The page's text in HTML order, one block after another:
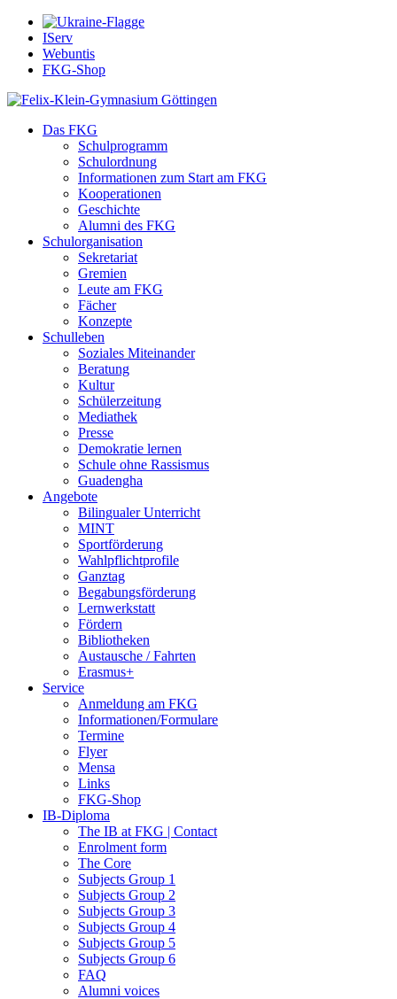
IServ
Webuntis
FKG-Shop
Das FKG
Schulprogramm
Schulordnung
Informationen zum Start am FKG
Kooperationen
Geschichte
Alumni des FKG
Schulorganisation
Sekretariat
Gremien
Leute am FKG
Fächer
Konzepte
Schulleben
Soziales Miteinander
Beratung
Kultur
Schülerzeitung
Mediathek
Presse
Demokratie lernen
Schule ohne Rassismus
Guadengha
Angebote
Bilingualer Unterricht
MINT
Sportförderung
Wahlpflichtprofile
Ganztag
Begabungs­förderung
Lernwerkstatt
Fördern
Bibliotheken
Austausche / Fahrten
Erasmus+
Service
Anmeldung am FKG
Informationen/­Formulare
Termine
Flyer
Mensa
Links
FKG-Shop
IB-Diploma
The IB at FKG | Contact
Enrolment form
The Core
Subjects Group 1
Subjects Group 2
Subjects Group 3
Subjects Group 4
Subjects Group 5
Subjects Group 6
FAQ
Alumni voices